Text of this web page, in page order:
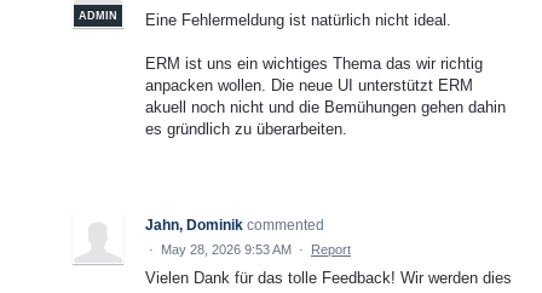
ADMIN Eine Fehlermeldung ist natürlich nicht ideal.
ERM ist uns ein wichtiges Thema das wir richtig
anpacken wollen. Die neue UI unterstützt ERM
akuell noch nicht und die Bemühungen gehen dahin
es gründlich zu überarbeiten.
Jahn, Dominik commented
· May 28, 2026 9:53 AM · Report
Vielen Dank für das tolle Feedback! Wir werden dies